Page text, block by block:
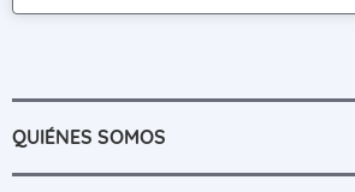
QUIÉNES SOMOS